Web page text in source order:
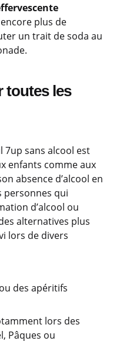
plus de
un trait de soda au
toutes les
7up sans alcool est
enfants comme aux
absence d’alcool en
personnes qui
d’alcool ou
alternatives plus
lors de divers
des apéritifs
lors des
Pâques ou